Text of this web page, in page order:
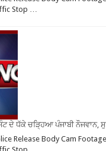
Stop …
ਦੇ ਧੱਕੇ ਚੜ੍ਹਿਆ ਪੰਜਾਬੀ ਨੌਜਵਾਨ,
Release Body Cam